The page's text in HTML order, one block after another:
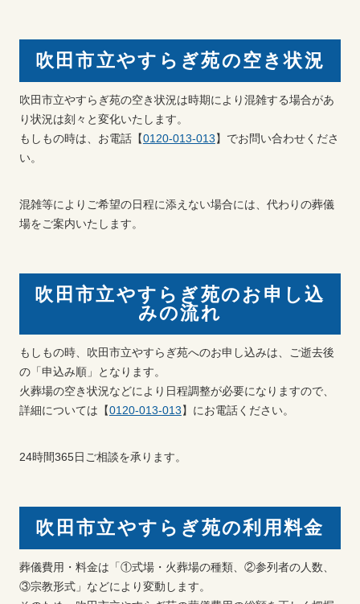
吹田市立やすらぎ苑の空き状況
吹田市立やすらぎ苑の空き状況は時期により混雑する場合があ
り状況は刻々と変化いたします。
もしもの時は、お電話【0120-013-013】でお問い合わせくださ
い。
混雑等によりご希望の日程に添えない場合には、代わりの葬儀
場をご案内いたします。
吹田市立やすらぎ苑のお申し込
みの流れ
もしもの時、吹田市立やすらぎ苑へのお申し込みは、ご逝去後
の「申込み順」となります。
火葬場の空き状況などにより日程調整が必要になりますので、
詳細については【0120-013-013】にお電話ください。
24時間365日ご相談を承ります。
吹田市立やすらぎ苑の利用料金
葬儀費用・料金は「①式場・火葬場の種類、②参列者の人数、
③宗教形式」などにより変動します。